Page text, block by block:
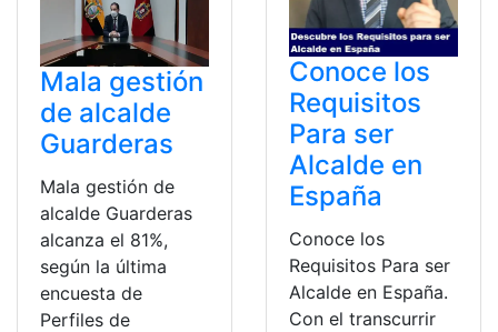
Mala gestión
de alcalde
Guarderas
Mala gestión de
alcalde Guarderas
alcanza el 81%,
según la última
encuesta de
Perfiles de
Conoce los
Requisitos
Para ser
Alcalde en
España
Conoce los
Requisitos Para ser
Alcalde en España.
Con el transcurrir